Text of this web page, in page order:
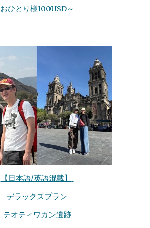
おひとり様100USD～
【日本語/英語混載】
デラックスプラン
テオティワカン遺跡